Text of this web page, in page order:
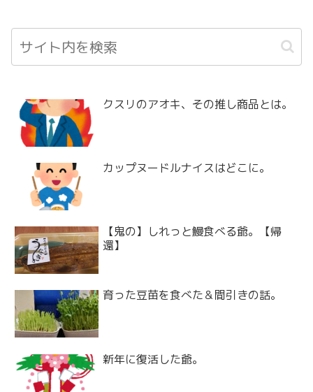
クスリのアオキ、その推し商品とは。
カップヌードルナイスはどこに。
【鬼の】しれっと鰻食べる爺。【帰
還】
育った豆苗を食べた＆間引きの話。
新年に復活した爺。